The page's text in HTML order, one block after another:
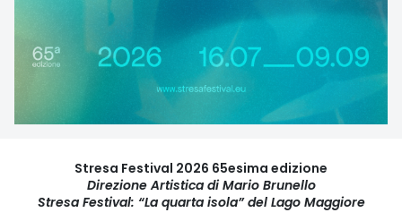
Stresa Festival 2026 65esima edizione
Direzione Artistica di Mario Brunello
Stresa Festival: “La quarta isola” del Lago Maggiore